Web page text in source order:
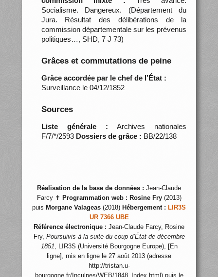
Socialisme. Dangereux. (Département du
Jura. Résultat des délibérations de la
commission départementale sur les prévenus
politiques…, SHD, 7 J 73)
Grâces et commutations de peine
Grâce accordée par le chef de l’État :
Surveillance le 04/12/1852
Sources
Liste générale : Archives nationales
F/7/*/2593 Dossiers de grâce : BB/22/138
Réalisation de la base de données : Jean-Claude
Farcy ✝ Programmation web : Rosine Fry(2013)
puis Morgane Valageas (2018) Hébergement : LIR3S
UR 7366 UBE
Référence électronique : Jean-Claude Farcy, Rosine
Fry, Poursuivis à la suite du coup d’État de décembre
1851, LIR3S (Université Bourgogne Europe), [En
ligne], mis en ligne le 27 août 2013 (adresse
http://tristan.u-
bourgogne.fr/Inculpes/WEB/1848_Index.html) puis le